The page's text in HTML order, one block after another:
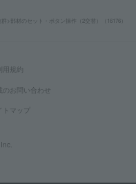
>部材のセット・ボタン操作（2交替）（16176）
用規約
のお問い合わせ
トマップ